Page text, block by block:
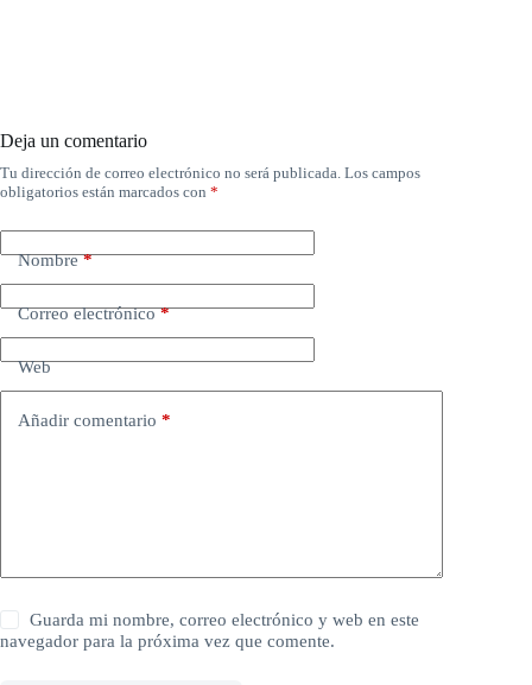
Deja un comentario
Tu dirección de correo electrónico no será publicada. Los campos
obligatorios están marcados con *
Nombre*
Correo electrónico*
Web
Añadir comentario *
Guarda mi nombre, correo electrónico y web en este
navegador para la próxima vez que comente.